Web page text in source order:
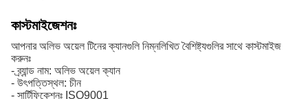
কাস্টমাইজেশনঃ
আপনার অলিভ অয়েল টিনের ক্যানগুলি নিম্নলিখিত বৈশিষ্ট্যগুলির সাথে কাস্টমাইজ
করুনঃ
- ব্র্যান্ড নাম: অলিভ অয়েল ক্যান
- উৎপত্তিস্থল: চীন
- সার্টিফিকেশনঃ ISO9001